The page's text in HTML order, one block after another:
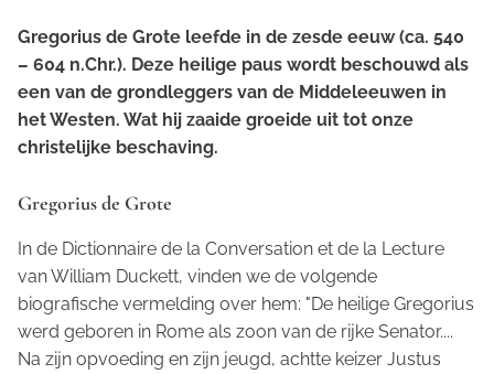
Gregorius de Grote leefde in de zesde eeuw (ca. 540
– 604 n.Chr.). Deze heilige paus wordt beschouwd als
een van de grondleggers van de Middeleeuwen in
het Westen. Wat hij zaaide groeide uit tot onze
christelijke beschaving.
Gregorius de Grote
In de Dictionnaire de la Conversation et de la Lecture
van William Duckett, vinden we de volgende
biografische vermelding over hem: "De heilige Gregorius
werd geboren in Rome als zoon van de rijke Senator....
Na zijn opvoeding en zijn jeugd, achtte keizer Justus